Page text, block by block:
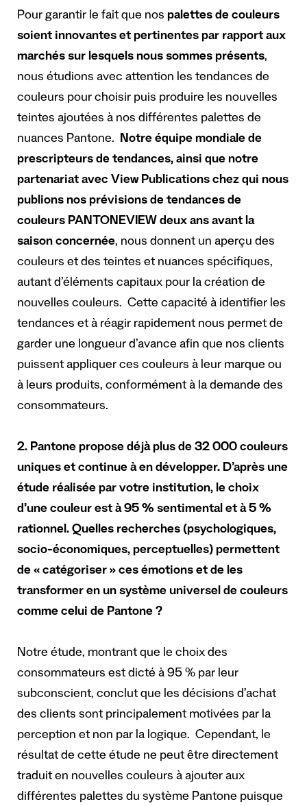
Pour garantir le fait que nos palettes de couleurs
soient innovantes et pertinentes par rapport aux
marchés sur lesquels nous sommes présents,
nous étudions avec attention les tendances de
couleurs pour choisir puis produire les nouvelles
teintes ajoutées à nos différentes palettes de
nuances Pantone. Notre équipe mondiale de
prescripteurs de tendances, ainsi que notre
partenariat avec View Publications chez qui nous
publions nos prévisions de tendances de
couleurs PANTONEVIEW deux ans avant la
saison concernée, nous donnent un aperçu des
couleurs et des teintes et nuances spécifiques,
autant d’éléments capitaux pour la création de
nouvelles couleurs. Cette capacité à identifier les
tendances et à réagir rapidement nous permet de
garder une longueur d’avance afin que nos clients
puissent appliquer ces couleurs à leur marque ou
à leurs produits, conformément à la demande des
consommateurs.
2. Pantone propose déjà plus de 32 000 couleurs
uniques et continue à en développer. D’après une
étude réalisée par votre institution, le choix
d’une couleur est à 95 % sentimental et à 5 %
rationnel. Quelles recherches (psychologiques,
socio-économiques, perceptuelles) permettent
de « catégoriser » ces émotions et de les
transformer en un système universel de couleurs
comme celui de Pantone ?
Notre étude, montrant que le choix des
consommateurs est dicté à 95 % par leur
subconscient, conclut que les décisions d’achat
des clients sont principalement motivées par la
perception et non par la logique. Cependant, le
résultat de cette étude ne peut être directement
traduit en nouvelles couleurs à ajouter aux
différentes palettes du système Pantone puisque